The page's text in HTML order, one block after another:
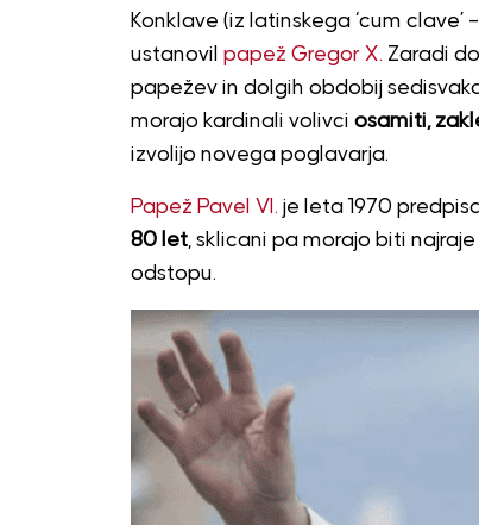
Konklave (iz latinskega ‘cum clave’
ustanovil papež Gregor X. Zaradi
papežev in dolgih obdobij
morajo kardinali volivci osamiti,
izvolijo novega poglavarja.
Papež Pavel VI. je leta 1970
80 let, sklicani pa morajo biti
odstopu.